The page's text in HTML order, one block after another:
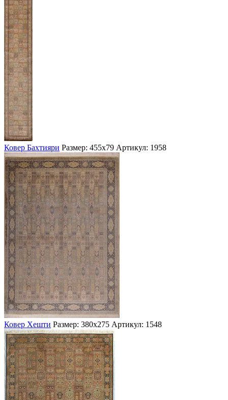
Ковер Бахтияри Размер: 455х79 Артикул: 1958
Ковер Хешти Размер: 380х275 Артикул: 1548